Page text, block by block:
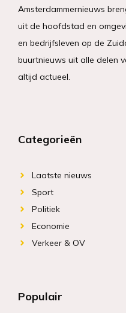
Amsterdammernieuws
uit de hoofdstad en
en bedrijfsleven op de
buurtnieuws uit alle delen
altijd actueel.
Categorieën
Laatste nieuws
Sport
Politiek
Economie
Verkeer & OV
Populair